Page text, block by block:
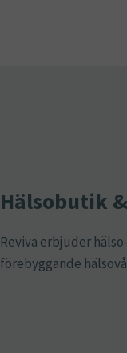
Hälsobutik
Reviva erbjuder
förebyggande